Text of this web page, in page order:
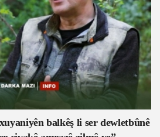
balkêş li ser dewletbûnê